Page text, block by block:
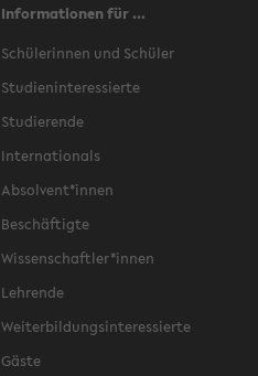
Informationen für ...
Schülerinnen und Schüler
Studieninteressierte
Studierende
Internationals
Absolvent*innen
Beschäftigte
Wissenschaftler*innen
Lehrende
Weiterbildungsinteressierte
Gäste